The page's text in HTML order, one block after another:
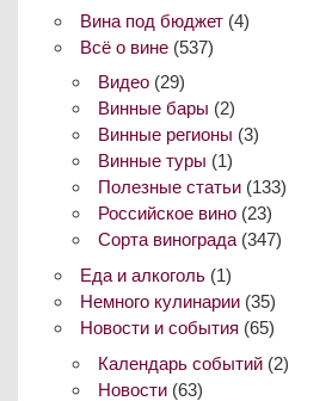
Вина под бюджет(4)
Всё о вине(537)
Видео(29)
Винные бары (2)
Винные регионы (3)
Винные туры (1)
Полезные статьи(133)
Российское вино(23)
Сорта винограда(347)
Еда и алкоголь(1)
Немного кулинарии(35)
Новости и события (65)
Календарь событий(2)
Новости(63)